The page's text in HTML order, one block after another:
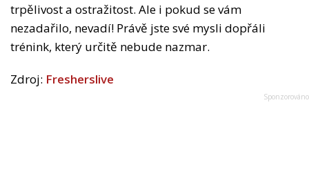
trpělivost a ostražitost. Ale i pokud se vám
nezadařilo, nevadí! Právě jste své mysli dopřáli
trénink, který určitě nebude nazmar.
Zdroj: Fresherslive